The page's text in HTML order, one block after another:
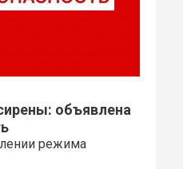
объявлена
режима